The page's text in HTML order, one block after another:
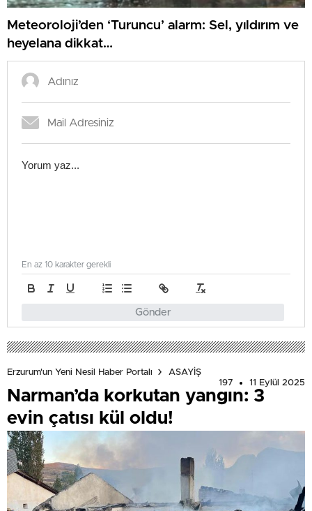
Meteoroloji’den ‘Turuncu’ alarm: Sel, yıldırım ve
heyelana dikkat…
Gönder
En az 10 karakter gerekli
Erzurum'un Yeni Nesil Haber Portalı
ASAYİŞ
197
11 Eylül 2025
Narman’da korkutan yangın: 3
evin çatısı kül oldu!